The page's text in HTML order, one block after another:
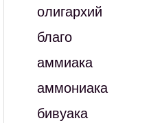
олигархий
благо
аммиака
аммониака
бивуака